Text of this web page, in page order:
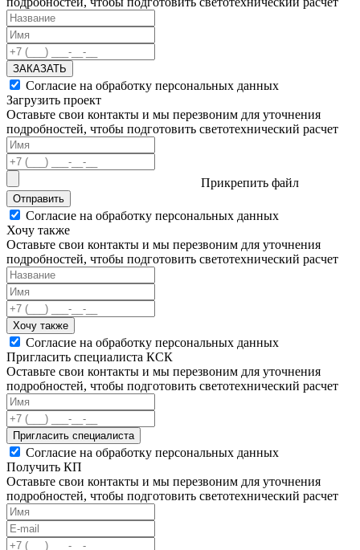
ЗАКАЗАТЬ
Согласие на обработку персональных данных
Загрузить проект
Оставьте свои контакты и мы перезвоним для уточнения
подробностей, чтобы подготовить светотехнический расчет
Прикрепить файл
Отправить
Согласие на обработку персональных данных
Хочу также
Оставьте свои контакты и мы перезвоним для уточнения
подробностей, чтобы подготовить светотехнический расчет
Хочу также
Согласие на обработку персональных данных
Пригласить специалиста КСК
Оставьте свои контакты и мы перезвоним для уточнения
подробностей, чтобы подготовить светотехнический расчет
Пригласить специалиста
Согласие на обработку персональных данных
Получить КП
Оставьте свои контакты и мы перезвоним для уточнения
подробностей, чтобы подготовить светотехнический расчет